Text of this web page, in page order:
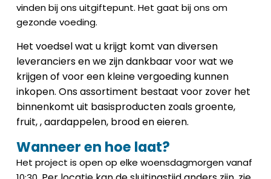
vinden bij ons uitgiftepunt. Het gaat bij ons om
gezonde voeding.
Het voedsel wat u krijgt komt van diversen
leveranciers en we zijn dankbaar voor wat we
krijgen of voor een kleine vergoeding kunnen
inkopen. Ons assortiment bestaat voor zover het
binnenkomt uit basisproducten zoals groente,
fruit, , aardappelen, brood en eieren.
Wanneer en hoe laat?
Het project is open op elke woensdagmorgen vanaf